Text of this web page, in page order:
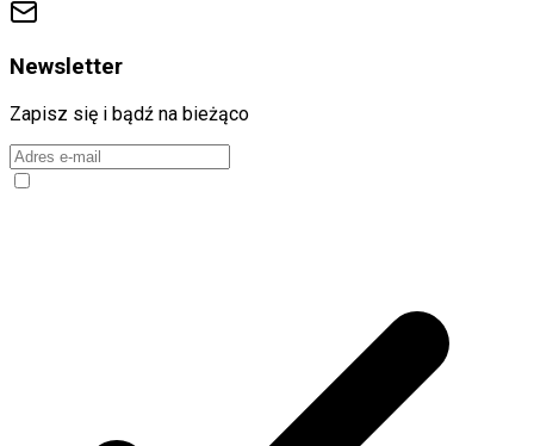
Newsletter
Zapisz się i bądź na bieżąco